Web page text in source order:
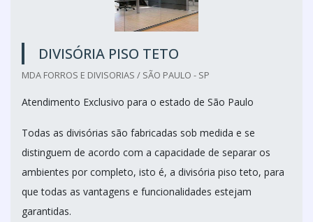
DIVISÓRIA PISO TETO
MDA FORROS E DIVISORIAS / SÃO PAULO - SP
Atendimento Exclusivo para o estado de São Paulo
Todas as divisórias são fabricadas sob medida e se
distinguem de acordo com a capacidade de separar os
ambientes por completo, isto é, a divisória piso teto, para
que todas as vantagens e funcionalidades estejam
garantidas.